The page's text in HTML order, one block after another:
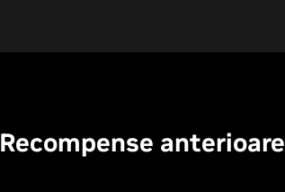
Recompense anterioare